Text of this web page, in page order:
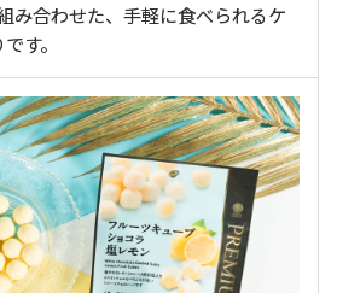
み合わせた、手軽に食べられるケ
す。